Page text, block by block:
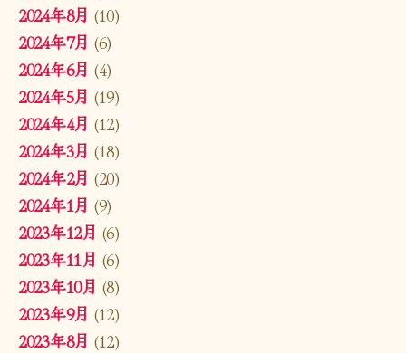
2024年8月 (10)
2024年7月 (6)
2024年6月 (4)
2024年5月 (19)
2024年4月 (12)
2024年3月 (18)
2024年2月 (20)
2024年1月 (9)
2023年12月 (6)
2023年11月 (6)
2023年10月 (8)
2023年9月 (12)
2023年8月 (12)